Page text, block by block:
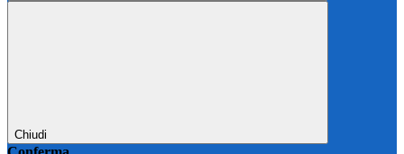
Chiudi